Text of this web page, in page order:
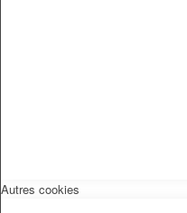
Autres cookies